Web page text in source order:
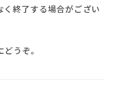
終了する場合がござい
うぞ。